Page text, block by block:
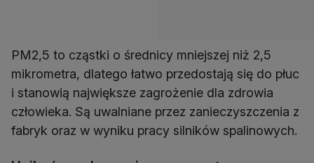
PM2,5 to cząstki o średnicy mniejszej niż 2,5
mikrometra, dlatego łatwo przedostają się do płuc
i stanowią największe zagrożenie dla zdrowia
człowieka. Są uwalniane przez zanieczyszczenia z
fabryk oraz w wyniku pracy silników spalinowych.